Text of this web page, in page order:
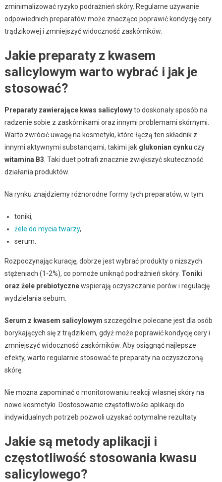
zminimalizować ryzyko podrażnień skóry. Regularne używanie
odpowiednich preparatów może znacząco poprawić kondycję cery
trądzikowej i zmniejszyć widoczność zaskórników.
Jakie preparaty z kwasem
salicylowym warto wybrać i jak je
stosować?
Preparaty zawierające kwas salicylowyto doskonały sposób na
radzenie sobie z zaskórnikami oraz innymi problemami skórnymi.
Warto zwrócić uwagę na kosmetyki, które łączą ten składnik z
innymi aktywnymi substancjami, takimi jak glukonian cynku czy
witamina B3 . Taki duet potrafi znacznie zwiększyć skuteczność
działania produktów.
Na rynku znajdziemy różnorodne formy tych preparatów, w tym:
toniki,
żele do mycia twarzy,
serum.
Rozpoczynając kurację, dobrze jest wybrać produkty o niższych
stężeniach (1-2%), co pomoże uniknąć podrażnień skóry. Toniki
oraz żele prebiotycznewspierają oczyszczanie porów i regulację
wydzielania sebum.
Serum z kwasem salicylowym szczególnie polecane jest dla osób
borykających się z trądzikiem, gdyż może poprawić kondycję cery i
zmniejszyć widoczność zaskórników. Aby osiągnąć najlepsze
efekty, warto regularnie stosować te preparaty na oczyszczoną
skórę.
Nie można zapominać o monitorowaniu reakcji własnej skóry na
nowe kosmetyki. Dostosowanie częstotliwości aplikacji do
indywidualnych potrzeb pozwoli uzyskać optymalne rezultaty.
Jakie są metody aplikacji i
częstotliwość stosowania kwasu
salicylowego?